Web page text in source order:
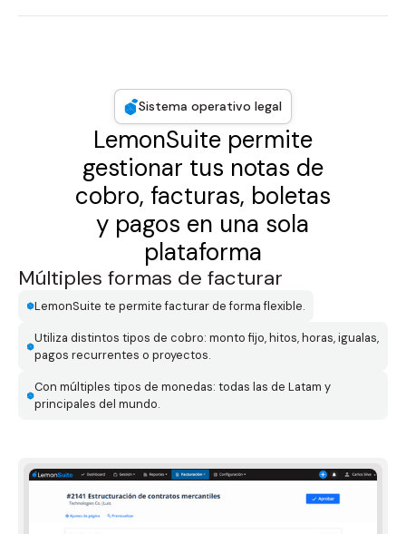
Sistema operativo legal
LemonSuite permite
gestionar tu s notas de
cobro, facturas, boletas
y pagos en una sola
plataforma
Múltiples formas de facturar
LemonSuite te permite facturar de forma flexible.
Utiliza distintos tipos de cobro: monto fijo, hitos, horas, igualas,
pagos recurrentes o proyectos.
Con múltiples tipos de monedas: todas las de Latam y
principales del mundo.